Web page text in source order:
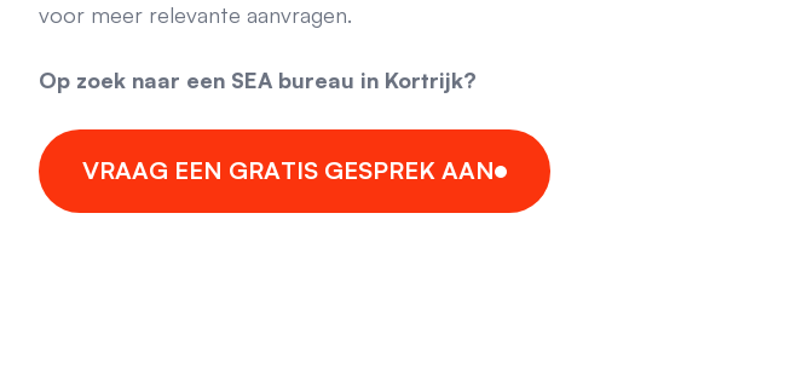
voor meer relevante aanvragen.
Op zoek naar een SEA bureau in Kortrijk?
VRAAG EEN GRATIS GESPREK AAN